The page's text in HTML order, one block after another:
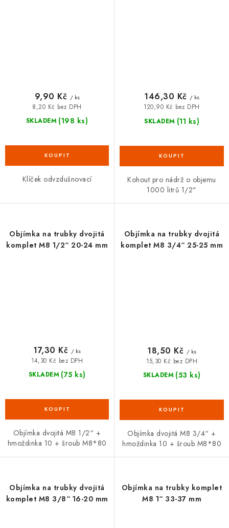
SKLADEM (198 ks)
8,20 Kč bez DPH
9,90 Kč / ks
Klíček odvzdušnovací
SKLADEM (11 ks)
120,90 Kč bez DPH
146,30 Kč / ks
Kohout pro nádrž o objemu
1000 litrů 1/2"
Objímka na trubky dvojitá
komplet M8 1/2“ 20-24 mm
SKLADEM (75 ks)
14,30 Kč bez DPH
17,30 Kč / ks
Objímka dvojitá M8 1/2“ +
hmoždinka 10 + šroub M8*80
Objímka na trubky dvojitá
komplet M8 3/4“ 25-25 mm
SKLADEM (53 ks)
15,30 Kč bez DPH
18,50 Kč / ks
Objímka dvojitá M8 3/4“ +
hmoždinka 10 + šroub M8*80
Objímka na trubky dvojitá
komplet M8 3/8“ 16-20 mm
Objímka na trubky komplet
M8 1“ 33-37 mm